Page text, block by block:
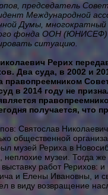
председатель
Международной
Думы,
фонда ООН (ЮНИСЕФ)
ситуацию.
Рерих
Два суда, в 2002 и
правопреемником
в 2014 году не
получается, что
Святослав
общественной
музей Рериха в
неплохие музеи. Тогда
работ Рерихов:
и Елены Ивановны, и
в виду возвращение